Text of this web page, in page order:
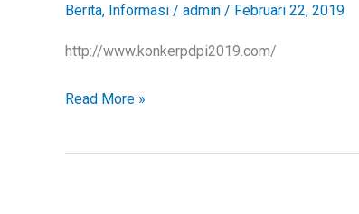
Berita, Informasi / admin / Februari 22, 2019
http://www.konkerpdpi2019.com/
SOCIETY
OF
Read More »